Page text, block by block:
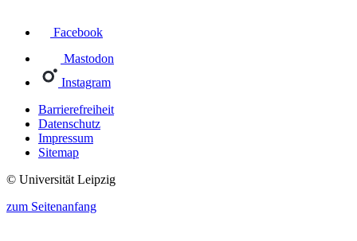
Facebook
Mastodon
Instagram
Barrierefreiheit
Datenschutz
Impressum
Sitemap
© Universität Leipzig
zum Seitenanfang